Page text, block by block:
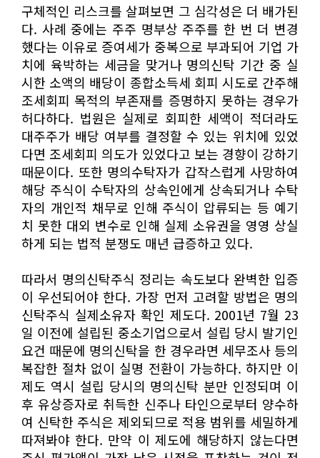
구체적인 리스크를 살펴보면 그 심각성은 더 배가된
다. 사례 중에는 주주 명부상 주주를 한 번 더 변경
했다는 이유로 증여세가 중복으로 부과되어 기업 가
치에 육박하는 세금을 맞거나 명의신탁 기간 중 실
시한 소액의 배당이 종합소득세 회피 시도로 간주해
조세회피 목적의 부존재를 증명하지 못하는 경우가
허다하다. 법원은 실제로 회피한 세액이 적더라도
대주주가 배당 여부를 결정할 수 있는 위치에 있었
다면 조세회피 의도가 있었다고 보는 경향이 강하기
때문이다. 또한 명의수탁자가 갑작스럽게 사망하여
해당 주식이 수탁자의 상속인에게 상속되거나 수탁
자의 개인적 채무로 인해 주식이 압류되는 등 예기
치 못한 대외 변수로 인해 실제 소유권을 영영 상실
하게 되는 법적 분쟁도 매년 급증하고 있다.
따라서 명의신탁주식 정리는 속도보다 완벽한 입증
이 우선되어야 한다. 가장 먼저 고려할 방법은 명의
신탁주식 실제소유자 확인 제도다. 2001년 7월 23
일 이전에 설립된 중소기업으로서 설립 당시 발기인
요건 때문에 명의신탁을 한 경우라면 세무조사 등의
복잡한 절차 없이 실명 전환이 가능하다. 하지만 이
제도 역시 설립 당시의 명의신탁 분만 인정되며 이
후 유상증자로 취득한 신주나 타인으로부터 양수하
여 신탁한 주식은 제외되므로 적용 범위를 세밀하게
따져봐야 한다. 만약 이 제도에 해당하지 않는다면